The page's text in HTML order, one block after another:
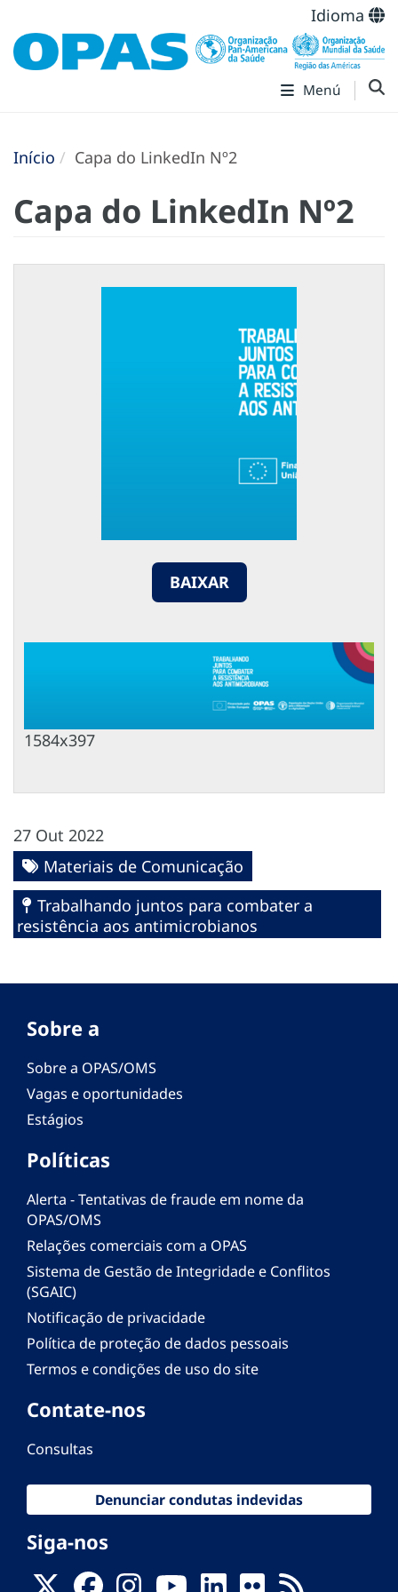
Idioma
Menú
Início Capa do LinkedIn Nº2
Capa do LinkedIn Nº2
BAIXAR
1584x397
27 Out 2022
Materiais de Comunicação
Trabalhando juntos para combater a
resistência aos antimicrobianos
Sobre a
Sobre a OPAS/OMS
Vagas e oportunidades
Estágios
Políticas
Alerta - Tentativas de fraude em nome da
OPAS/OMS
Relações comerciais com a OPAS
Sistema de Gestão de Integridade e Conflitos
(SGAIC)
Notificação de privacidade
Política de proteção de dados pessoais
Termos e condições de uso do site
Contate-nos
Consultas
Denunciar condutas indevidas
Siga-nos